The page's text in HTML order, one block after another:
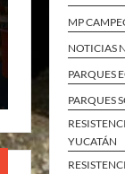
MP
NOTICIAS
PARQUES
PARQUES
YUCATÁN